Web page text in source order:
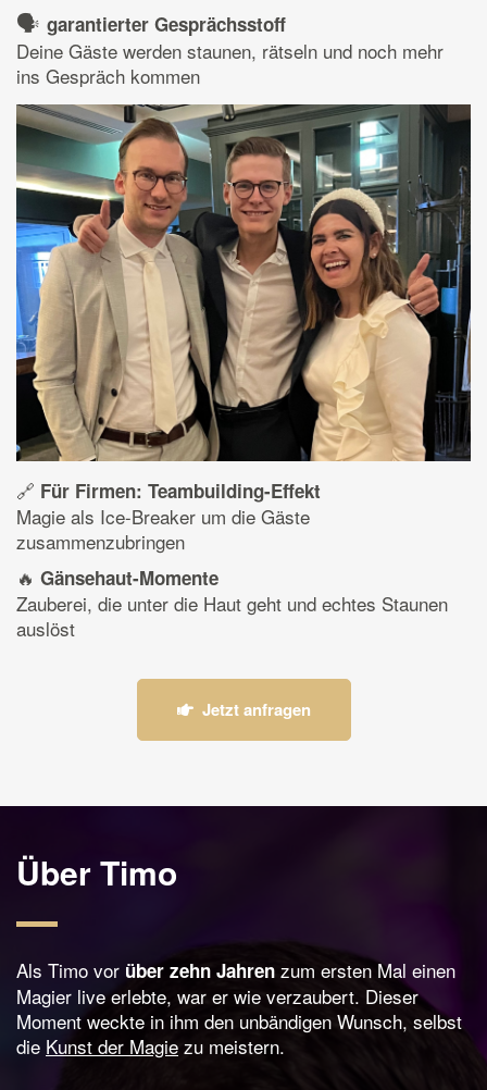
🗣️ garantierter Gesprächsstoff
Deine Gäste werden staunen, rätseln und noch mehr
ins Gespräch kommen
🔗 Für Firmen: Teambuilding-Effekt
Magie als Ice-Breaker um die Gäste
zusammenzubringen
🔥 Gänsehaut-Momente
Zauberei, die unter die Haut geht und echtes Staunen
auslöst
Jetzt anfragen
Über Timo
Als Timo vor über zehn Jahren zum ersten Mal einen
Magier live erlebte, war er wie verzaubert. Dieser
Moment weckte in ihm den unbändigen Wunsch, selbst
die Kunst der Magie zu meistern.